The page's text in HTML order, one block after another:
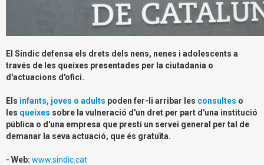
El Síndic defensa els drets dels nens, nenes i adolescents a
través de les queixes presentades per la ciutadania o
d'actuacions d'ofici.
Els infants, joves o adults poden fer-li arribar les consultes o
les queixes sobre la vulneració d'un dret per part d'una institució
pública o d'una empresa que presti un servei general per tal de
demanar la seva actuació, que és gratuïta.
- Web: www.sindic.cat